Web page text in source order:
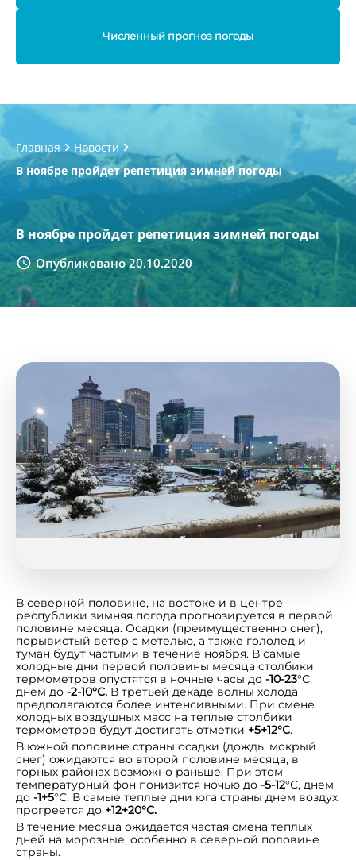
Численный прогноз погоды
Главная
Новости
В ноябре пройдет репетиция зимней погоды
В ноябре пройдет репетиция зимней погоды
Опубликовано 20.10.2020
В северной половине, на востоке и в центре
республики зимняя погода прогнозируется в первой
половине месяца. Осадки (преимущественно снег),
порывистый ветер с метелью, а также гололед и
туман будут частыми в течение ноября. В самые
холодные дни первой половины месяца столбики
термометров опустятся в ночные часы до -10-23°С,
днем до -2-10°С. В третьей декаде волны холода
предполагаются более интенсивными. При смене
холодных воздушных масс на теплые столбики
термометров будут достигать отметки +5+12°С.
В южной половине страны осадки (дождь, мокрый
снег) ожидаются во второй половине месяца, в
горных районах возможно раньше. При этом
температурный фон понизится ночью до -5-12°С, днем
до -1+5°С. В самые теплые дни юга страны днем воздух
прогреется до +12+20°С.
В течение месяца ожидается частая смена теплых
дней на морозные, особенно в северной половине
страны.